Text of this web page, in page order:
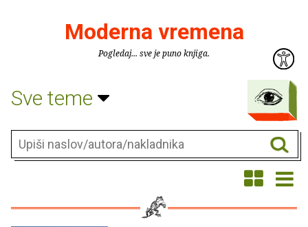
Moderna vremena
Pogledaj... sve je puno knjiga.
Sve teme